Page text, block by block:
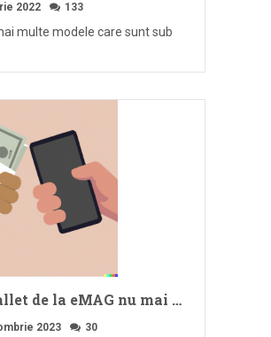
2022 133
multe modele care sunt sub
de la eMAG nu mai …
2023 30